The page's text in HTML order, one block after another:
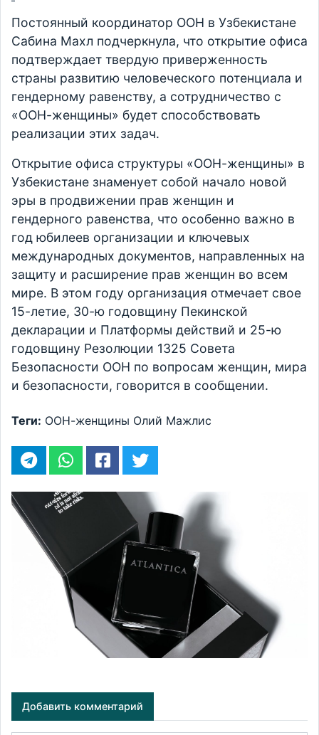
Постоянный координатор ООН в Узбекистане
Сабина Махл подчеркнула, что открытие офиса
подтверждает твердую приверженность
страны развитию человеческого потенциала и
гендерному равенству, а сотрудничество с
«ООН-женщины» будет способствовать
реализации этих задач.
Открытие офиса структуры «ООН-женщины» в
Узбекистане знаменует собой начало новой
эры в продвижении прав женщин и
гендерного равенства, что особенно важно в
год юбилеев организации и ключевых
международных документов, направленных на
защиту и расширение прав женщин во всем
мире. В этом году организация отмечает свое
15-летие, 30-ю годовщину Пекинской
декларации и Платформы действий и 25-ю
годовщину Резолюции 1325 Совета
Безопасности ООН по вопросам женщин, мира
и безопасности, говорится в сообщении.
Теги: ООН-женщины Олий Мажлис
Добавить комментарий